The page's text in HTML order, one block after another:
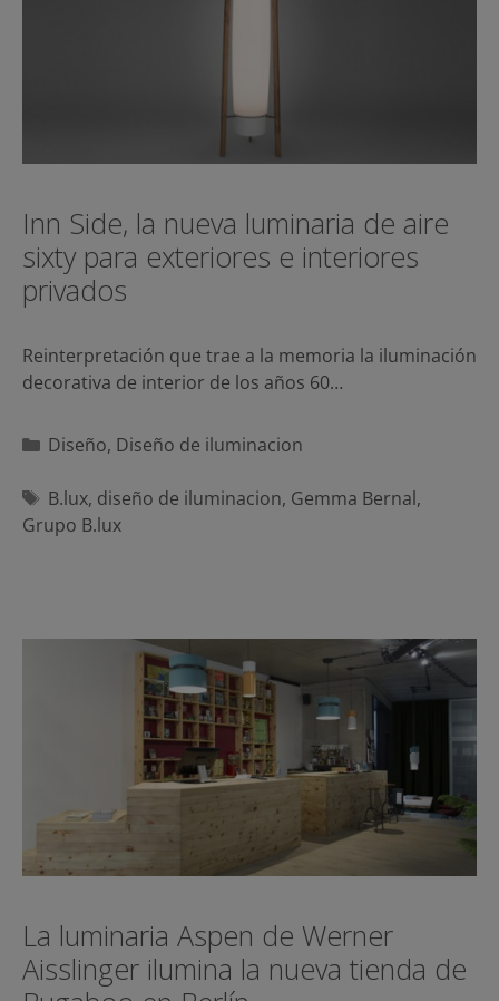
Inn Side, la nueva luminaria de aire
sixty para exteriores e interiores
privados
Reinterpretación que trae a la memoria la iluminación
decorativa de interior de los años 60…
Categorías
Diseño, Diseño de iluminacion
Etiquetas
B.lux, diseño de iluminacion, Gemma Bernal,
Grupo B.lux
La luminaria Aspen de Werner
Aisslinger ilumina la nueva tienda de